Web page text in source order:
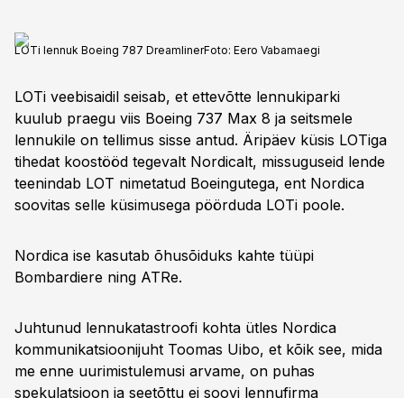
LOTi lennuk Boeing 787 DreamlinerFoto: Eero Vabamaegi
LOTi veebisaidil seisab, et ettevõtte lennukiparki
kuulub praegu viis Boeing 737 Max 8 ja seitsmele
lennukile on tellimus sisse antud. Äripäev küsis LOTiga
tihedat koostööd tegevalt Nordicalt, missuguseid lende
teenindab LOT nimetatud Boeingutega, ent Nordica
soovitas selle küsimusega pöörduda LOTi poole.
Nordica ise kasutab õhusõiduks kahte tüüpi
Bombardiere ning ATRe.
Juhtunud lennukatastroofi kohta ütles Nordica
kommunikatsioonijuht Toomas Uibo, et kõik see, mida
me enne uurimistulemusi arvame, on puhas
spekulatsioon ja seetõttu ei soovi lennufirma